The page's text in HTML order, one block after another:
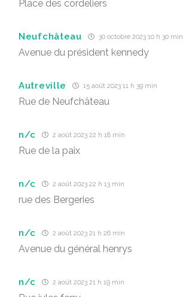
Place des cordeliers
Neufchâteau 30 octobre 2023 10 h 30 min
Avenue du président kennedy
Autreville 15 août 2023 11 h 39 min
Rue de Neufchâteau
n/c 2 août 2023 22 h 18 min
Rue de la paix
n/c 2 août 2023 22 h 13 min
rue des Bergeries
n/c 2 août 2023 21 h 26 min
Avenue du général henrys
n/c 2 août 2023 21 h 19 min